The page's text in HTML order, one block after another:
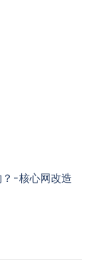
？-核心网改造